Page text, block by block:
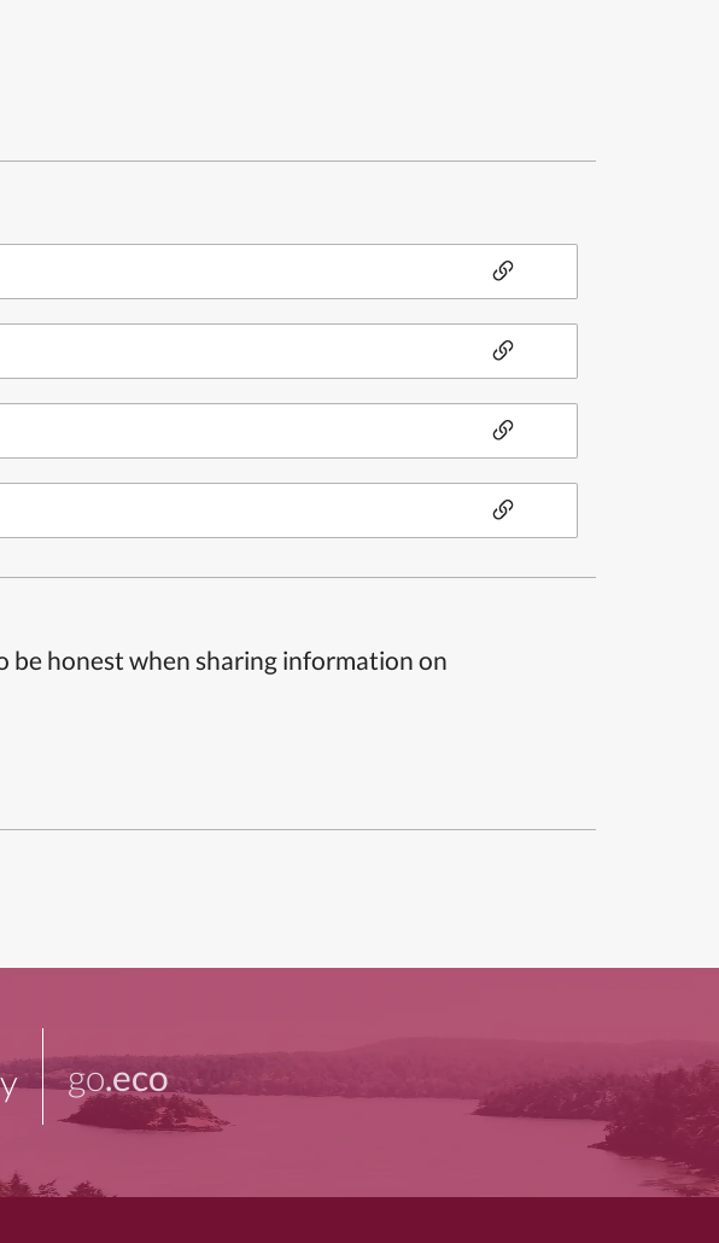
be honest when sharing information on
go.eco